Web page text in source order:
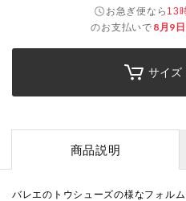
お急ぎ便なら 13
のお支払いで 8月9
サイズ
商品説明
バレエのトウシューズの様なフォル